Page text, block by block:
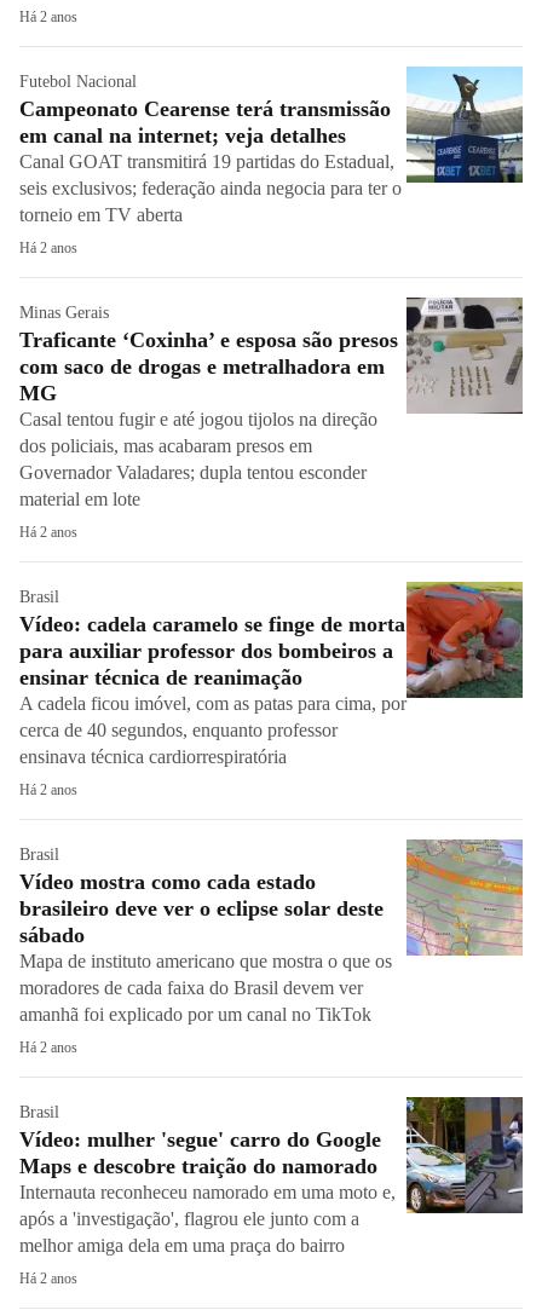
Há 2 anos
Futebol Nacional
Campeonato Cearense terá transmissão
em canal na internet; veja detalhes
Canal GOAT transmitirá 19 partidas do Estadual,
seis exclusivos; federação ainda negocia para ter o
torneio em TV aberta
Há 2 anos
Minas Gerais
Traficante ‘Coxinha’ e esposa são presos
com saco de drogas e metralhadora em
MG
Casal tentou fugir e até jogou tijolos na direção
dos policiais, mas acabaram presos em
Governador Valadares; dupla tentou esconder
material em lote
Há 2 anos
Brasil
Vídeo: cadela caramelo se finge de morta
para auxiliar professor dos bombeiros a
ensinar técnica de reanimação
A cadela ficou imóvel, com as patas para cima, por
cerca de 40 segundos, enquanto professor
ensinava técnica cardiorrespiratória
Há 2 anos
Brasil
Vídeo mostra como cada estado
brasileiro deve ver o eclipse solar deste
sábado
Mapa de instituto americano que mostra o que os
moradores de cada faixa do Brasil devem ver
amanhã foi explicado por um canal no TikTok
Há 2 anos
Brasil
Vídeo: mulher 'segue' carro do Google
Maps e descobre traição do namorado
Internauta reconheceu namorado em uma moto e,
após a 'investigação', flagrou ele junto com a
melhor amiga dela em uma praça do bairro
Há 2 anos